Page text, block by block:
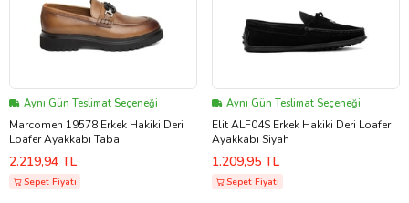
Aynı Gün Teslimat Seçeneği
Marcomen 19578 Erkek Hakiki Deri
Loafer Ayakkabı Taba
2.219,94 TL
Sepet Fiyatı
Aynı Gün Teslimat Seçeneği
Elit ALF04S Erkek Hakiki Deri Loafer
Ayakkabı Siyah
1.209,95 TL
Sepet Fiyatı